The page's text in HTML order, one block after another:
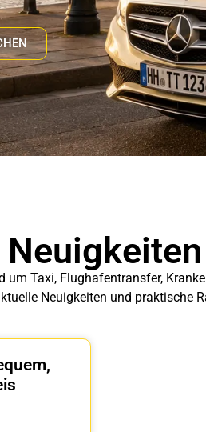
um Taxi, Flughafentransfer,
Neuigkeiten und praktische